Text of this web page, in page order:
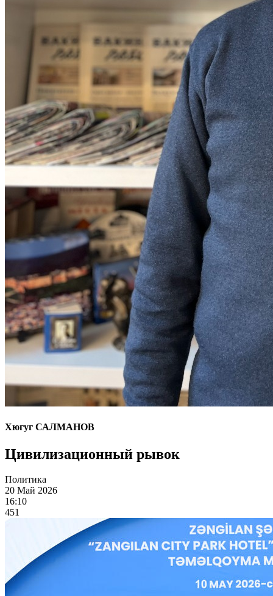
Хюгуг САЛМАНОВ
Цивилизационный рывок
Политика
20 Май 2026
16:10
451